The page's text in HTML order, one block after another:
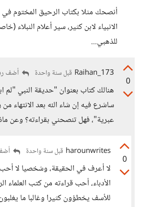
أنصحك مثلا بكتاب الرحيق المختوم
الانبياء لابن كثير، سير أعلام النبلاء
للذهبي...
0
Raihan_173 قبل سنة واحدة أضف
هنالك كتاب بعنوان "حديقة النبي "لم
ساشرع فيه إن شاء الله بعد الانتهاء
عبرية"، فهل تنصحني بقراءته؟ وعن
0
harounwrites قبل سنة واحدة
لا أعرف في الحقيقة، وشخصيا لا
الأدباء، أحب قراءته من كتب العلماء
للأسف يخطؤون كثيرا وغالبا ما